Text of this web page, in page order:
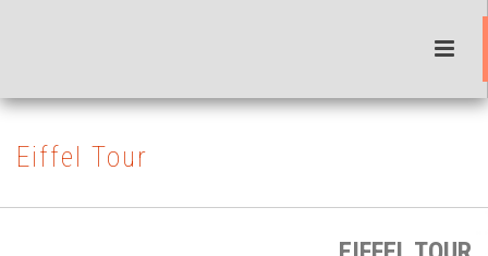
Eiffel Tour